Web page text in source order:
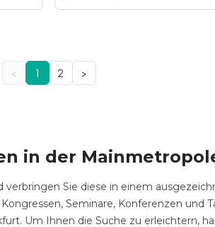
< 1 2 >
in der
Sie diese in einem
Seminare, Konferenzen und
Um Ihnen die Suche zu erleichtern,